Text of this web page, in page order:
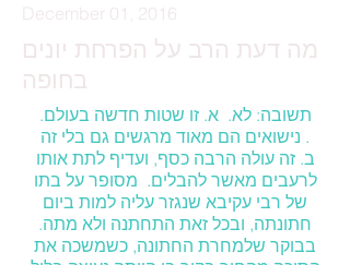
December 01, 2016
מה דעת הרב על הפרחת יונים
בחופה
תשובה: לא. א. זו שטות חדשה בעולם.
נישואים הם מאוד מרגשים גם בלי זה.
ב. זה עולה הרבה כסף, ועדיף לתת אותו
לרעבים מאשר להבלים. מסופר על בתו
של רבי עקיבא שנגזר עליה למות ביום
חתונתה, ובכל זאת התחתנה ולא מתה.
בבוקר שלמחרת החתונה, כשמשכה את